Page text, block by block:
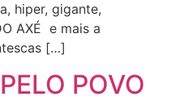
hiper, gigante,
AXÉ e mais a
[…]
POVO